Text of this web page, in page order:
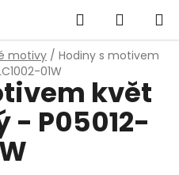
Hledat
KOŠÍK
motivy / Hodiny s motivem
01W
květ
- P05012-